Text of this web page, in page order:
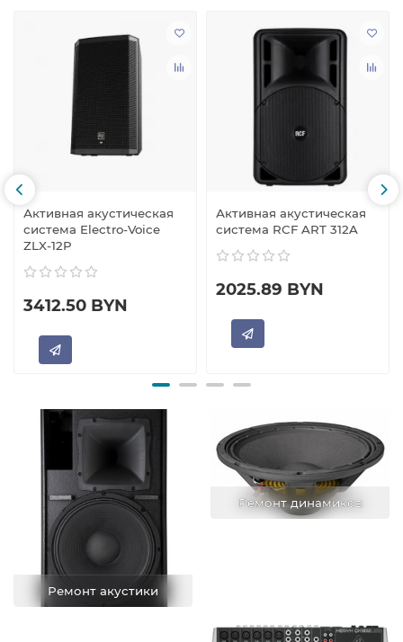
Активная акустическая
система Electro-Voice
ZLX-12P
3412.50 BYN
Активная акустическая
система RCF ART 312A
2025.89 BYN
Ремонт акустики
Ремонт динамиков